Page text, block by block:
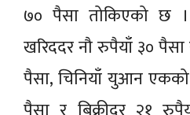
७० पैसा तोकिएको छ
खरिददर नौ रुपैयाँ ३० पैसा
पैसा, चिनियाँ युआन